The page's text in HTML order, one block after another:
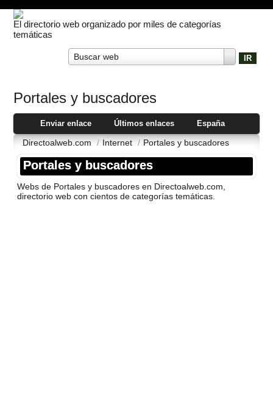
El directorio web organizado por miles de categorías
temáticas
Buscar web
Portales y buscadores
Enviar enlace Últimos enlaces España
Directoalweb.com / Internet / Portales y buscadores
Portales y buscadores
Webs de Portales y buscadores en Directoalweb.com,
directorio web con cientos de categorí­as temáticas.